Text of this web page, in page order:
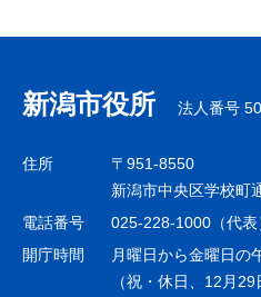
ナ
ビ
ゲ
シ
ョ
新潟市役所 法人番号
住所
〒951-8550
新潟市中央区学校町
電話番号
025-228-1000（代表
開庁時間
月曜日から金曜日の
（祝・休日、12月